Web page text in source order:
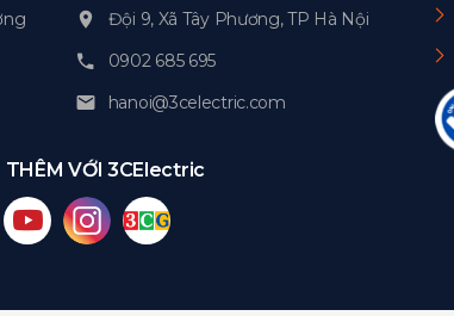
Đội 9, Xã Tây Phương, TP Hà Nội
0902 685 695
hanoi@3celectric.com
THÊM VỚI 3CElectric